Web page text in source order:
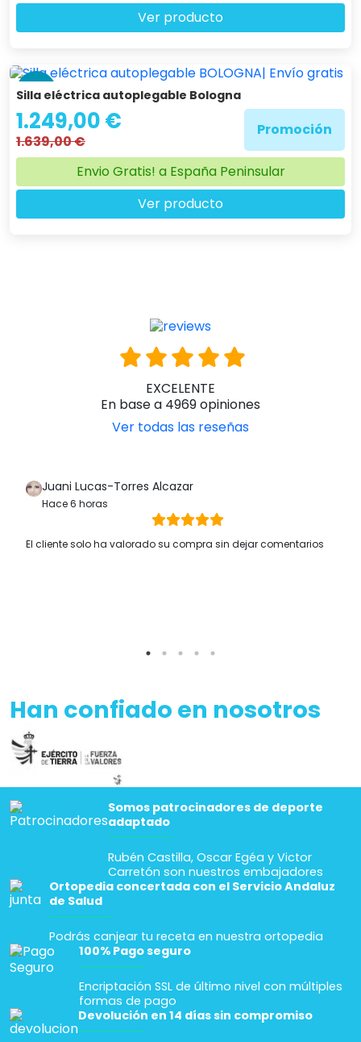
Ver producto
-24 %
Silla eléctrica autoplegable Bologna
1.249,00 €
1.639,00 €
Promoción
Envio Gratis! a España Peninsular
Ver producto
EXCELENTE
En base a 4969 opiniones
Ver todas las reseñas
Juani Lucas-Torres Alcazar
Hace 6 horas
El cliente solo ha valorado su compra sin dejar comentarios
Han confiado en nosotros
Somos patrocinadores de deporte
adaptado
Rubén Castilla, Oscar Egéa y Victor
Carretón son nuestros embajadores
Ortopedia concertada con el Servicio Andaluz
de Salud
Podrás canjear tu receta en nuestra ortopedia
100% Pago seguro
Encriptación SSL de último nivel con múltiples
formas de pago
Devolución en 14 días sin compromiso